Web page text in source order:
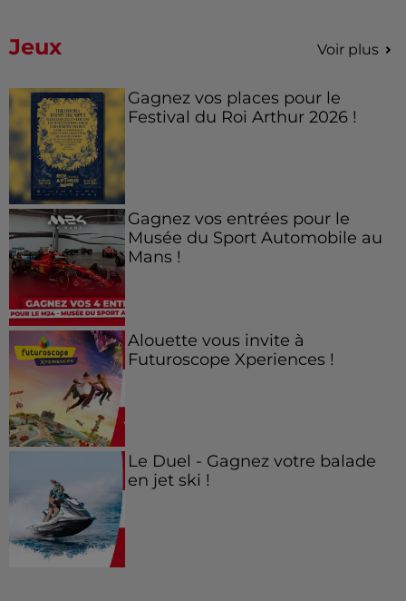
Jeux Voir plus
Gagnez vos places pour le
Festival du Roi Arthur 2026 !
Gagnez vos entrées pour le
Musée du Sport Automobile au
Mans !
Alouette vous invite à
Futuroscope Xperiences !
Le Duel - Gagnez votre balade
en jet ski !